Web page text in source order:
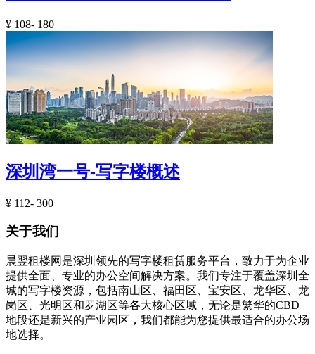
¥ 108- 180
深圳湾一号-写字楼概述
¥ 112- 300
关于我们
晨翌租楼网是深圳领先的写字楼租赁服务平台，致力于为企业
提供全面、专业的办公空间解决方案。我们专注于覆盖深圳全
城的写字楼资源，包括南山区、福田区、宝安区、龙华区、龙
岗区、光明区和罗湖区等各大核心区域，无论是繁华的CBD
地段还是新兴的产业园区，我们都能为您提供最适合的办公场
地选择。